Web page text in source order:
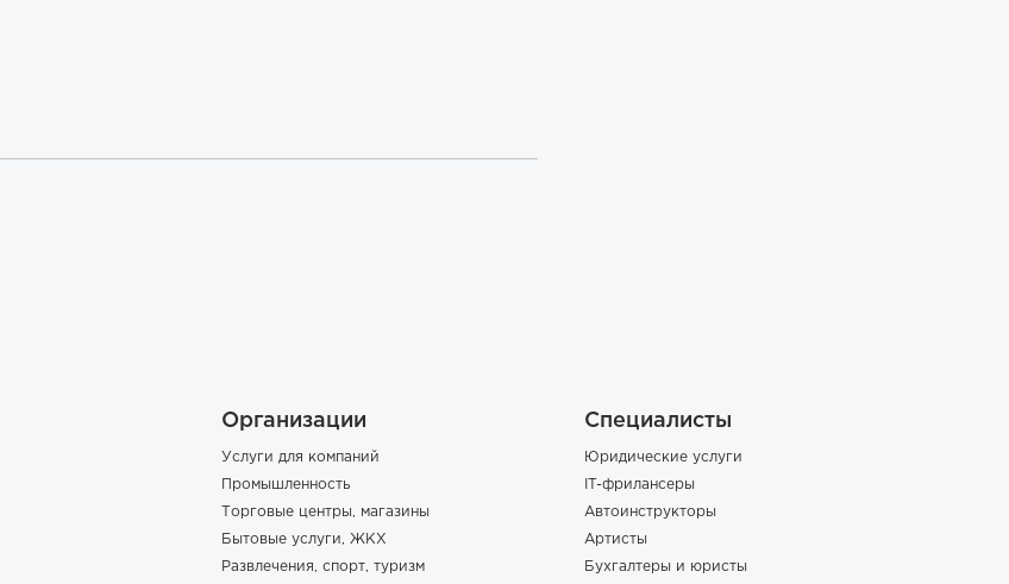
Организации
Услуги для компаний
Промышленность
Торговые центры, магазины
Бытовые услуги, ЖКХ
Развлечения, спорт, туризм
Специалисты
Юридические услуги
IT-фрилансеры
Автоинструкторы
Артисты
Бухгалтеры и юристы